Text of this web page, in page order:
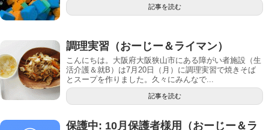
記事を読む
調理実習（おーじー＆ライマン）
こんにちは。大阪府大阪狭山市にある障がい者施設（生
活介護＆就B）は7月20日（月）に調理実習で焼きそば
とスープを作りました。久々にみんなで...
記事を読む
保護中: 10月保護者様用（おーじー＆ラ